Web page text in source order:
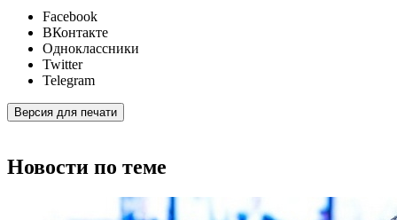
Facebook
ВКонтакте
Одноклассники
Twitter
Telegram
Версия для печати
Новости по теме